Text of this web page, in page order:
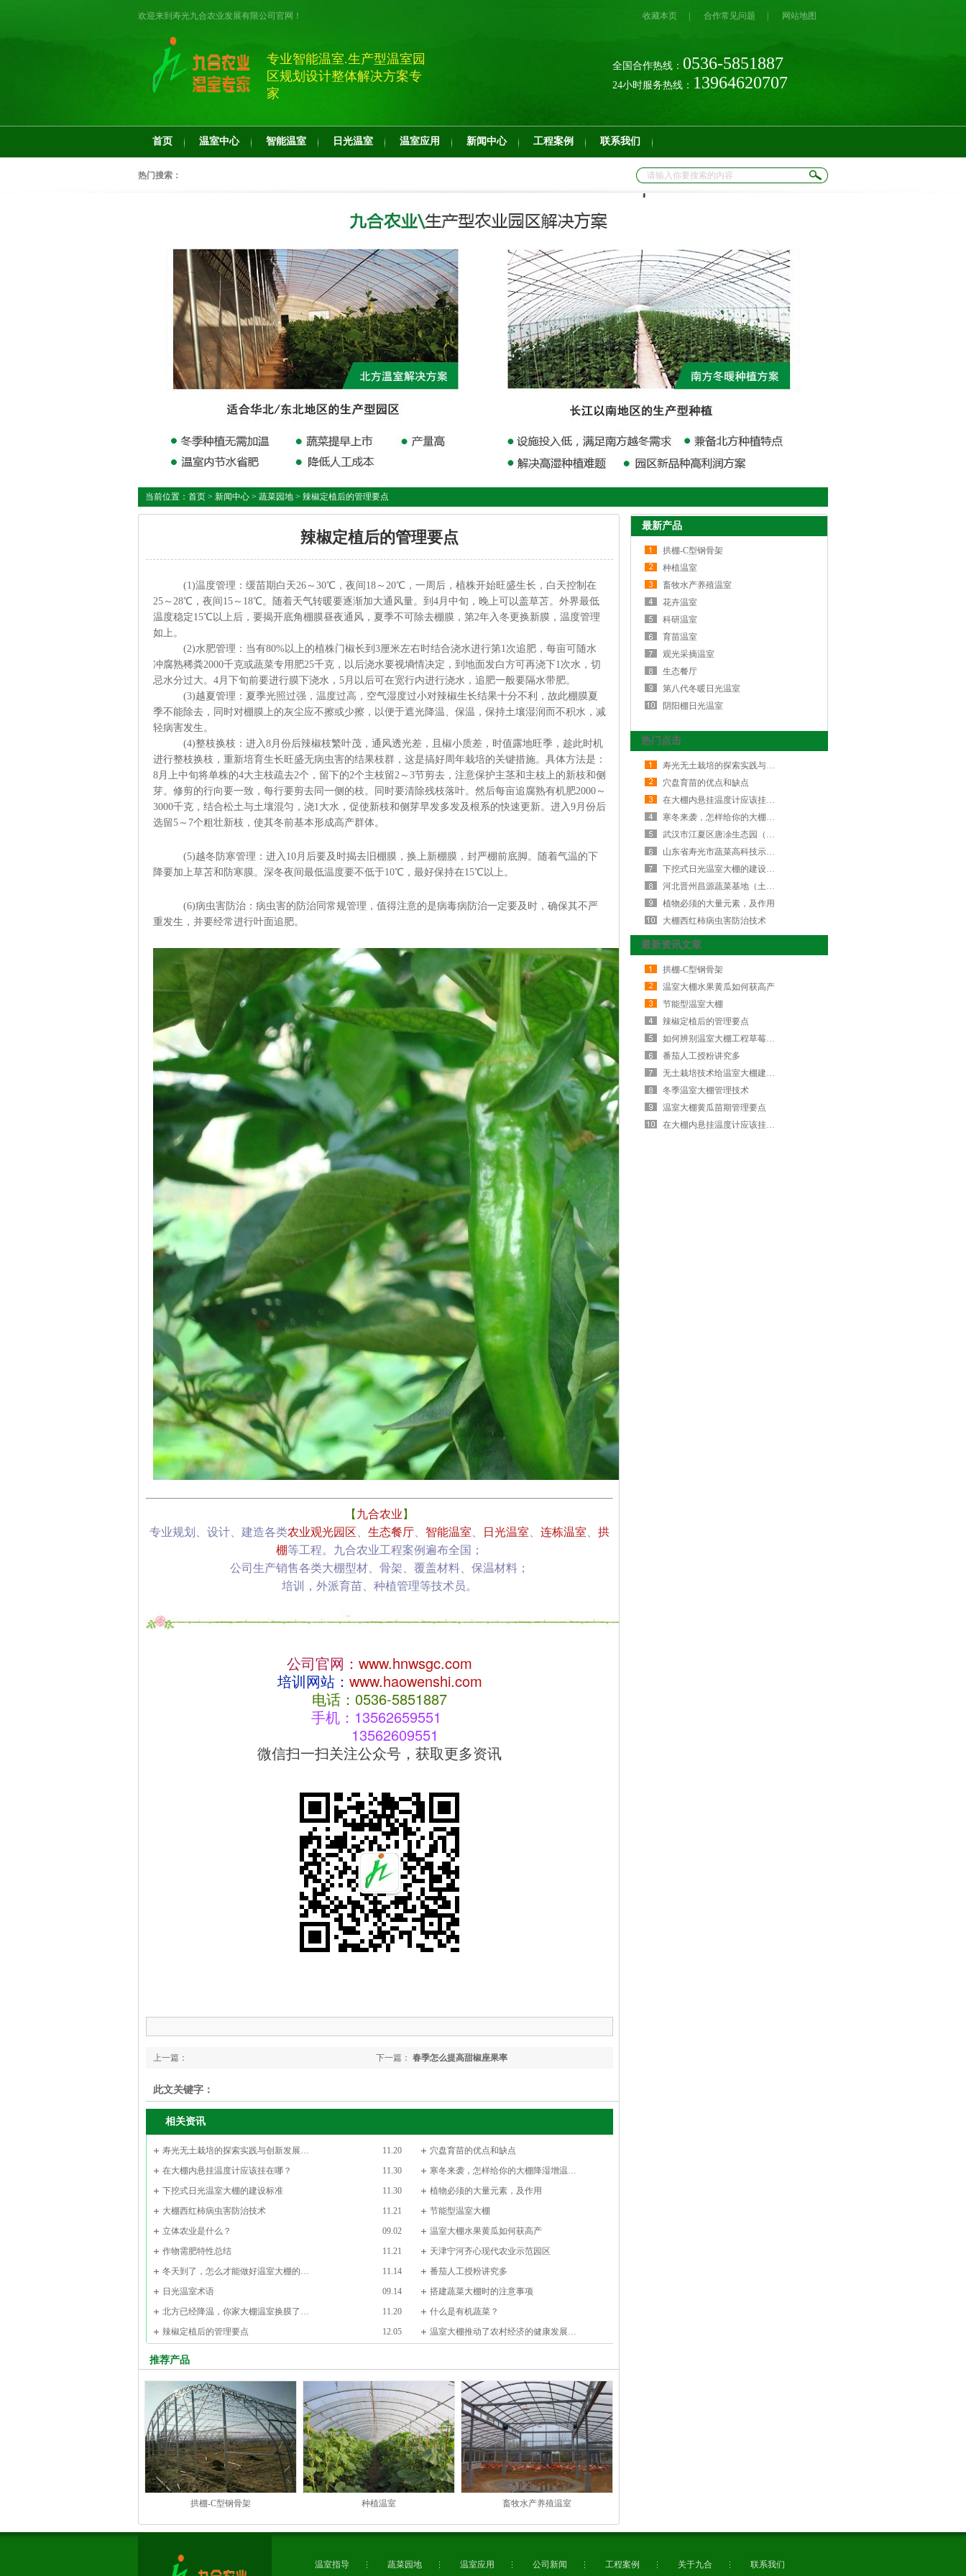
收藏本页 合作常见问题 网站地图
欢迎来到寿光九合农业发展有限公司官网！
专业智能温室.生产型温室园
区规划设计整体解决方案专
家
全国合作热线： 0536-5851887
24小时服务热线： 13964620707
首页 温室中心 智能温室 日光温室 温室应用 新闻中心 工程案例 联系我们
热门搜索：
当前位置： 首页 > 新闻中心 > 蔬菜园地 > 辣椒定植后的管理要点
辣椒定植后的管理要点
(1)温度管理：缓苗期白天26～30℃，夜间18～20℃，一周后，植株开始旺盛生长，白天控制在
25～28℃，夜间15～18℃。随着天气转暖要逐渐加大通风量。到4月中旬，晚上可以盖草苫。外界最低
温度稳定15℃以上后，要揭开底角棚膜昼夜通风，夏季不可除去棚膜，第2年入冬更换新膜，温度管理
如上。
(2)水肥管理：当有80%以上的植株门椒长到3厘米左右时结合浇水进行第1次追肥，每亩可随水
冲腐熟稀粪2000千克或蔬菜专用肥25千克，以后浇水要视墒情决定，到地面发白方可再浇下1次水，切
忌水分过大。4月下旬前要进行膜下浇水，5月以后可在宽行内进行浇水，追肥一般要隔水带肥。
(3)越夏管理：夏季光照过强，温度过高，空气湿度过小对辣椒生长结果十分不利，故此棚膜夏
季不能除去，同时对棚膜上的灰尘应不擦或少擦，以便于遮光降温、保温，保持土壤湿润而不积水，减
轻病害发生。
(4)整枝换枝：进入8月份后辣椒枝繁叶茂，通风透光差，且椒小质差，时值露地旺季，趁此时机
进行整枝换枝，重新培育生长旺盛无病虫害的结果枝群，这是搞好周年栽培的关键措施。具体方法是：
8月上中旬将单株的4大主枝疏去2个，留下的2个主枝留2～3节剪去，注意保护主茎和主枝上的新枝和侧
芽。修剪的行向要一致，每行要剪去同一侧的枝。同时要清除残枝落叶。然后每亩追腐熟有机肥2000～
3000千克，结合松土与土壤混匀，浇1大水，促使新枝和侧芽早发多发及根系的快速更新。进入9月份后
选留5～7个粗壮新枝，使其冬前基本形成高产群体。
(5)越冬防寒管理：进入10月后要及时揭去旧棚膜，换上新棚膜，封严棚前底脚。随着气温的下
降要加上草苫和防寒膜。深冬夜间最低温度要不低于10℃，最好保持在15℃以上。
(6)病虫害防治：病虫害的防治同常规管理，值得注意的是病毒病防治一定要及时，确保其不严
重发生，并要经常进行叶面追肥。
【九合农业】
专业规划、设计、建造各类农业观光园区、 生态餐厅、 智能温室、 日光温室、 连栋温室、 拱
棚等工程。九合农业工程案例遍布全国；
公司生产销售各类大棚型材、骨架、覆盖材料、保温材料；
培训，外派育苗、种植管理等技术员。
公司官网： www.hnwsgc.com
培训网站： www.haowenshi.com
电话：0536-5851887
手机：13562659551
13562609551
微信扫一扫关注公众号，获取更多资讯
下一篇： 春季怎么提高甜椒座果率
上一篇：
此文关键字：
相关资讯
11.20
寿光无土栽培的探索实践与创新发展…
穴盘育苗的优点和缺点
11.30
在大棚内悬挂温度计应该挂在哪？
寒冬来袭，怎样给你的大棚降湿增温…
11.30
下挖式日光温室大棚的建设标准
植物必须的大量元素，及作用
11.21
大棚西红柿病虫害防治技术
节能型温室大棚
09.02
立体农业是什么？
温室大棚水果黄瓜如何获高产
11.21
作物需肥特性总结
天津宁河齐心现代农业示范园区
11.14
冬天到了，怎么才能做好温室大棚的…
番茄人工授粉讲究多
09.14
日光温室术语
搭建蔬菜大棚时的注意事项
11.20
北方已经降温，你家大棚温室换膜了…
什么是有机蔬菜？
12.05
辣椒定植后的管理要点 温室大棚推动了农村经济的健康发展…
推荐产品
拱棚-C型钢骨架 种植温室 畜牧水产养殖温室
最新产品
拱棚-C型钢骨架
种植温室
畜牧水产养殖温室
花卉温室
科研温室
育苗温室
观光采摘温室
生态餐厅
第八代冬暖日光温室
阴阳棚日光温室
热门点击
寿光无土栽培的探索实践与创新发展…
穴盘育苗的优点和缺点
在大棚内悬挂温度计应该挂在哪？
寒冬来袭，怎样给你的大棚降湿增温…
武汉市江夏区唐凃生态园（玻璃连栋…
山东省寿光市蔬菜高科技示范园九号…
下挖式日光温室大棚的建设标准
河北晋州昌源蔬菜基地（土墙体日光…
植物必须的大量元素，及作用
大棚西红柿病虫害防治技术
最新资讯文章
拱棚-C型钢骨架
温室大棚水果黄瓜如何获高产
节能型温室大棚
辣椒定植后的管理要点
如何辨别温室大棚工程草莓个头大是否有…
番茄人工授粉讲究多
无土栽培技术给温室大棚建设带来的好处…
冬季温室大棚管理技术
温室大棚黄瓜苗期管理要点
在大棚内悬挂温度计应该挂在哪？
温室指导 蔬菜园地 温室应用 公司新闻 工程案例 关于九合 联系我们